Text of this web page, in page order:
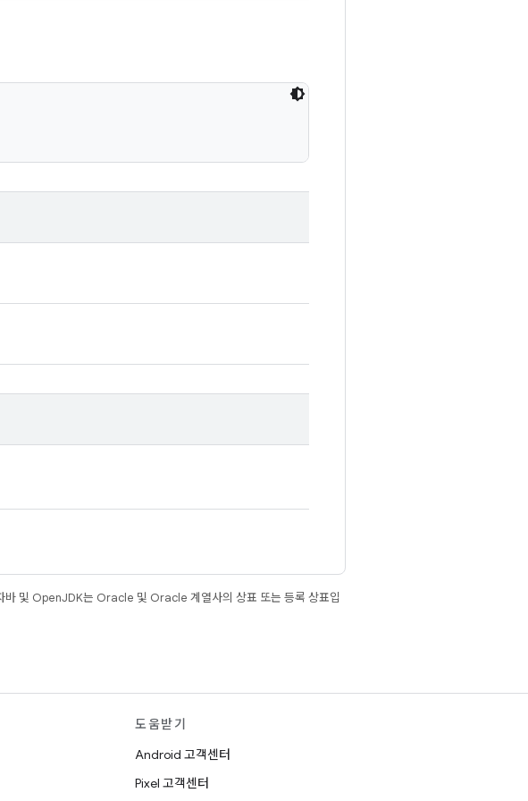
바 및 OpenJDK는 Oracle 및 Oracle 계열사의 상표 또는 등록 상표입
도움받기
Android 고객센터
Pixel 고객센터